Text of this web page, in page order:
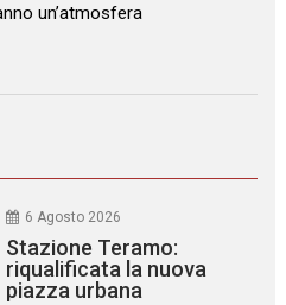
un’atmosfera
6 Agosto 2026
Stazione Teramo:
riqualificata la nuova
piazza urbana